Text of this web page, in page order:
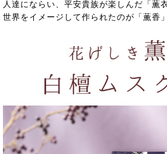
人達にならい、平安貴族が楽しんだ「薫
世界をイメージして作られたのが「薫香